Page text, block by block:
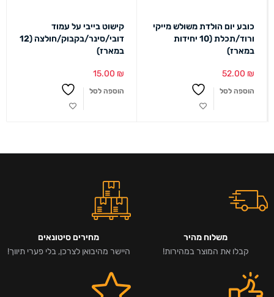
כובע יום הולדת משולש מייקי
ורוד/תכלת (10 יחידות
במארז)
52.00 ₪
הוספה לסל
קישוט בייבי על עמוד
דובי/סינר/בקבוק/חולצה (12
במארז)
15.00 ₪
הוספה לסל
משלוח מהיר
קבלו את המוצר במהירות!
מחירים סיטונאים
היישר מהיבואן לצרכן, בלי פערי תיווך!